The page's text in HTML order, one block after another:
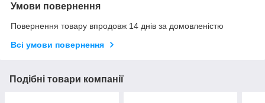
Умови повернення
Повернення товару впродовж 14 днів за домовленістю
Всі умови повернення
Подібні товари компанії